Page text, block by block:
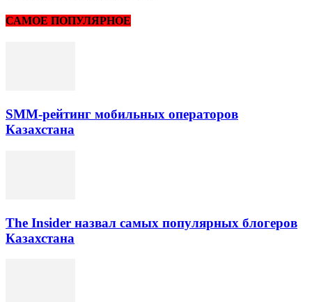
САМОЕ ПОПУЛЯРНОЕ
SMM-рейтинг мобильных операторов
Казахстана
The Insider назвал самых популярных блогеров
Казахстана